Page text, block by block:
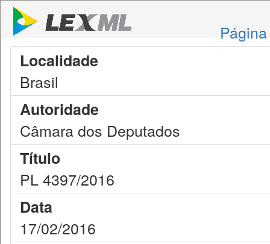
Localidade
Brasil
Autoridade
Câmara dos Deputados
Título
PL 4397/2016
Data
17/02/2016